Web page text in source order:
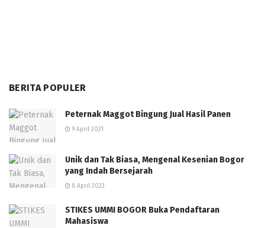
BERITA POPULER
Peternak Maggot Bingung Jual Hasil Panen
9 April 2021
Unik dan Tak Biasa, Mengenal Kesenian Bogor
yang Indah Bersejarah
8 April 2023
STIKES UMMI BOGOR Buka Pendaftaran
Mahasiswa